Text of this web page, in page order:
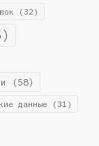
(32)
(58)
данные (31)